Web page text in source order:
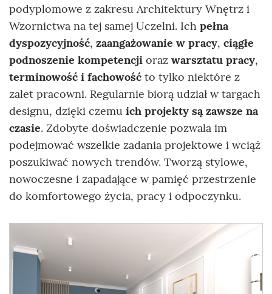
podyplomowe z zakresu Architektury Wnętrz i
Wzornictwa na tej samej Uczelni. Ich pełna
dyspozycyjność, zaangażowanie w pracy, ciągłe
podnoszenie kompetencji oraz warsztatu pracy,
terminowość i fachowość to tylko niektóre z
zalet pracowni. Regularnie biorą udział w targach
designu, dzięki czemu ich projekty są zawsze na
czasie. Zdobyte doświadczenie pozwala im
podejmować wszelkie zadania projektowe i wciąż
poszukiwać nowych trendów. Tworzą stylowe,
nowoczesne i zapadające w pamięć przestrzenie
do komfortowego życia, pracy i odpoczynku.